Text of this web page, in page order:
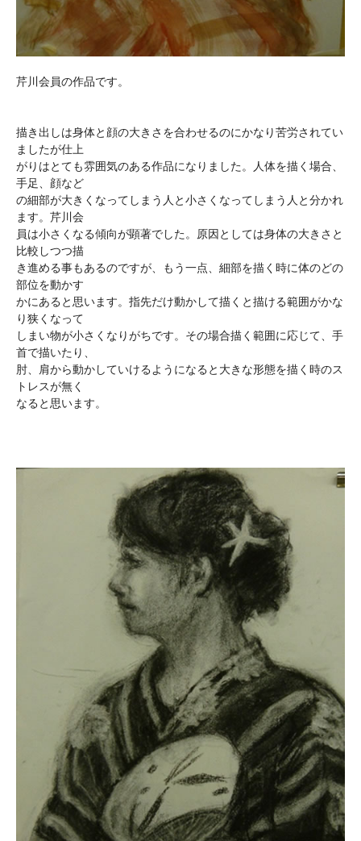
芹川会員の作品です。
描き出しは身体と顔の大きさを合わせるのにかなり苦労されてい
ましたが仕上
がりはとても雰囲気のある作品になりました。人体を描く場合、
手足、顔など
の細部が大きくなってしまう人と小さくなってしまう人と分かれ
ます。芹川会
員は小さくなる傾向が顕著でした。原因としては身体の大きさと
比較しつつ描
き進める事もあるのですが、もう一点、細部を描く時に体のどの
部位を動かす
かにあると思います。指先だけ動かして描くと描ける範囲がかな
り狭くなって
しまい物が小さくなりがちです。その場合描く範囲に応じて、手
首で描いたり、
肘、肩から動かしていけるようになると大きな形態を描く時のス
トレスが無く
なると思います。